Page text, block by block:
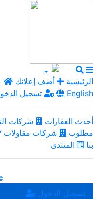
الرئيسية أضف إعلانك
تسجيل
English
أحدث العقارات شركات
مطلوب
شركات مقاولات
بنا
المنتدى
تسجيل الدخول